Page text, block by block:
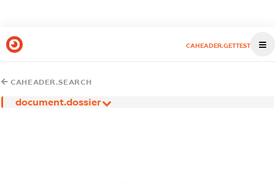
CAHEADER.GETTEST
CAHEADER.SEARCH
document.dossier